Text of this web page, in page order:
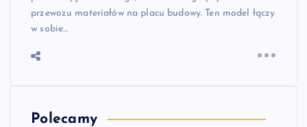
przewozu materiałów na placu budowy. Ten model łączy
w sobie…
Polecamy